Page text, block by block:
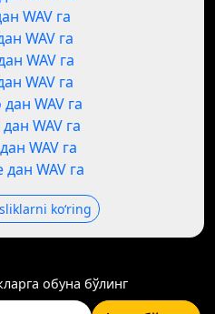
WAV га
WAV га
WAV га
WAV га
WAV га
WAV га
WAV га
WAV га
koʻring
обуна бўлинг